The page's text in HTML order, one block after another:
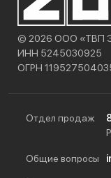
© 2026 ООО «ТВП
ИНН 5245030925
ОГРН
Отдел продаж
Общие вопросы